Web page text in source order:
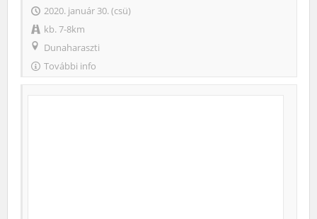
2020. január 30. (csü)
kb. 7-8km
Dunaharaszti
További info